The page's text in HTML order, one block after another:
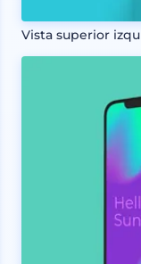
Vista superior